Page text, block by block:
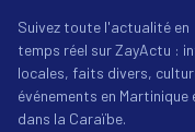
Suivez toute l'actualité en
temps réel sur ZayActu :
locales, faits divers,
événements en Martinique
dans la Caraïbe.